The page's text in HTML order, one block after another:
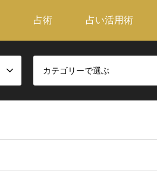
占術 占い活用術
カテゴリーで選ぶ